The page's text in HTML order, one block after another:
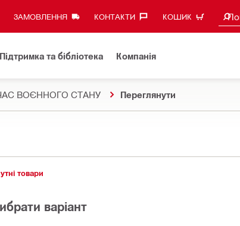
ЗАМОВЛЕННЯ КОНТАКТИ‎ КОШИК
Підтримка та бібліотека Компанія
ВОЄННОГО СТАНУ Переглянути
товари
варіант